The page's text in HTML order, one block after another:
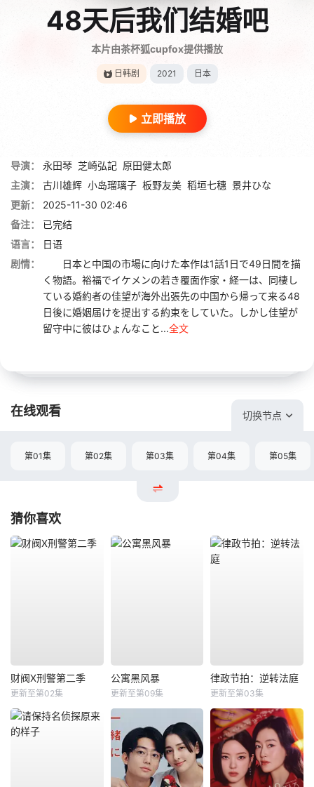
48天后我们结婚吧
本片由茶杯狐cupfox提供播放
日韩剧 2021 日本
立即播放
导演： 永田琴 芝崎弘記 原田健太郎
主演：
古川雄辉 小岛瑠璃子 板野友美 稻垣七穗 景井ひな
更新：
2025-11-30 02:46
备注：
已完结
语言：
日语
剧情：
日本と中国の市場に向けた本作は1話1日で49日間を描
く物語。裕福でイケメンの若き覆面作家・経一は、同棲し
ている婚約者の佳望が海外出張先の中国から帰って来る48
日後に婚姻届けを提出する約束をしていた。しかし佳望が
留守中に彼はひょんなこと...全文
在线观看 切换节点
第01集 第02集 第03集 第04集 第05集
猜你喜欢
财阀X刑警第二季
更新至第02集
公寓黑风暴
更新至第09集
律政节拍：逆转法庭
更新至第03集